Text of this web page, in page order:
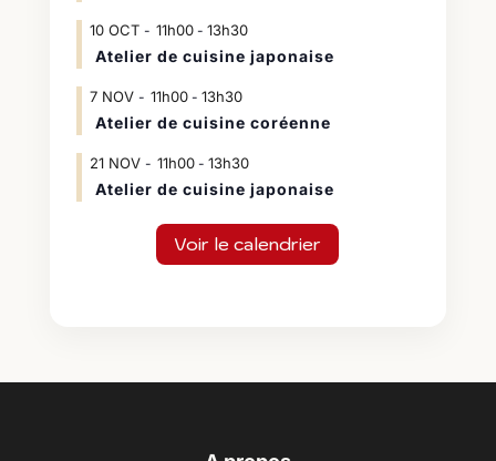
10 OCT 11h00- 13h30
Atelier de cuisine japonaise
7 NOV 11h00- 13h30
Atelier de cuisine coréenne
21 NOV 11h00- 13h30
Atelier de cuisine japonaise
Voir le calendrier